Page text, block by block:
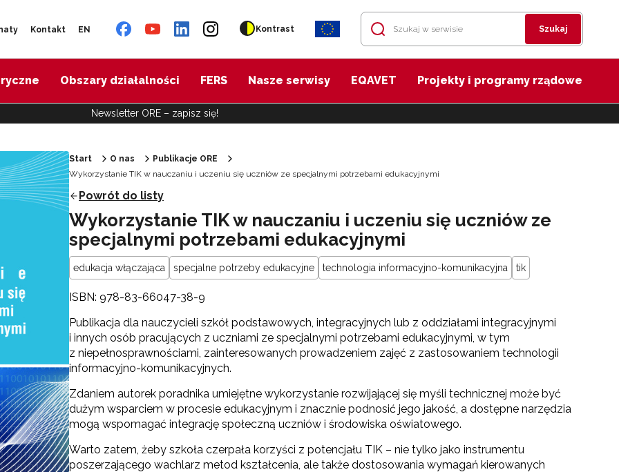
Kontakt EN Kontrast Szukaj
Obszary działalności FERS Nasze serwisy EQAVET Projekty i programy rządowe
Newsletter ORE – zapisz się!
Start O nas
Publikacje ORE
Wykorzystanie TIK w nauczaniu i uczeniu się uczniów ze specjalnymi potrzebami edukacyjnymi
Powrót do listy
Wykorzystanie TIK w nauczaniu i uczeniu się uczniów ze
specjalnymi potrzebami edukacyjnymi
edukacja włączająca specjalne potrzeby edukacyjne technologia informacyjno-komunikacyjna tik
ISBN: 978-83-66047-38-9
Publikacja dla nauczycieli szkół podstawowych, integracyjnych lub z oddziałami integracyjnymi
i innych osób pracujących z uczniami ze specjalnymi potrzebami edukacyjnymi, w tym
z niepełnosprawnościami, zainteresowanych prowadzeniem zajęć z zastosowaniem technologii
informacyjno-komunikacyjnych.
Zdaniem autorek poradnika umiejętne wykorzystanie rozwijającej się myśli technicznej może być
dużym wsparciem w procesie edukacyjnym i znacznie podnosić jego jakość, a dostępne narzędzia
mogą wspomagać integrację społeczną uczniów i środowiska oświatowego.
Warto zatem, żeby szkoła czerpała korzyści z potencjału TIK – nie tylko jako instrumentu
poszerzającego wachlarz metod kształcenia, ale także dostosowania wymagań kierowanych